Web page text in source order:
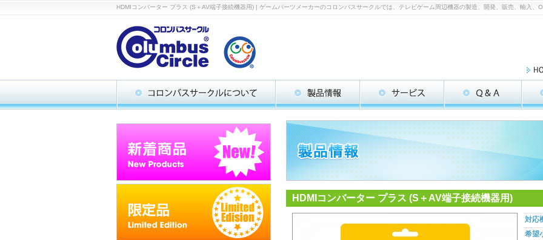
HDMIコンバーター プラス (S＋AV端子接続機器用) | ゲームパーツメーカーのコロンバスサークルでは、テレビゲーム周辺機器の製造、開発、販売、輸入、
HDMIコンバーター プラス (S＋AV端子接続機器用)
対応
希望